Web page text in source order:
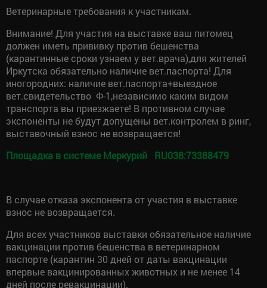
Ветеринарные требования к участникам.
Внимание! Для участия на выставке ваш питомец
должен иметь прививку против бешенства
(карантинные сроки узнаем у вет.врача),для жителей
Иркутска обязательно наличие вет.паспорта! Для
иногородних: наличие вет.паспорта+выездное
вет.свидетельство Ф-1,независимо каким видом
транспорта вы приезжаете! В противном случае
экспоненты не будут допущены вет.контролем в ринг,
выставочный взнос не возвращается!
Площадка в системе Меркурий RU038:73388479
В случае отказа экспонента от участия в выставке
взнос не возвращается.
Для всех участников выставки обязательное наличие
вакцинации против бешенства в ветеринарном
паспорте (карантин 30 дней от даты вакцинации
впервые вакцинированных животных и не менее 14
дней после ревакцинации).